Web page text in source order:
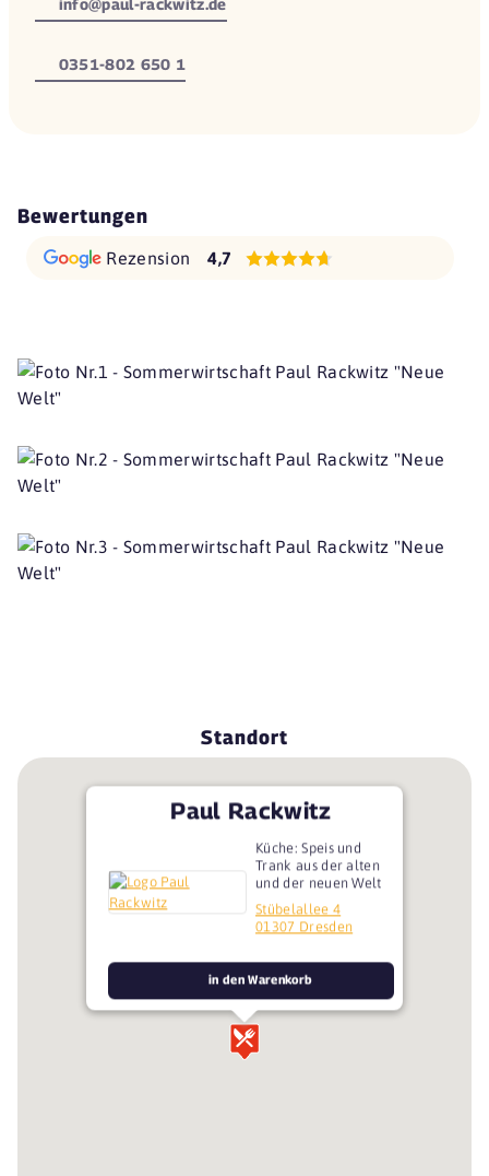
0351-802 650 1
Bewertungen
Rezension 4,7
Standort
Paul Rackwitz
Küche: Speis und
Trank aus der alten
und der neuen Welt
Stübelallee 4
01307 Dresden
in den Warenkorb